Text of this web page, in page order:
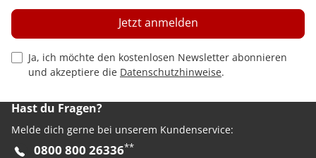
Privacy Policy Checkbox
Ja, ich möchte den kostenlosen Newsletter abonnieren
und akzeptiere die Datenschutzhinweise.
Jetzt anmelden
Hast du Fragen?
Melde dich gerne bei unserem Kundenservice:
0800 800 26336**